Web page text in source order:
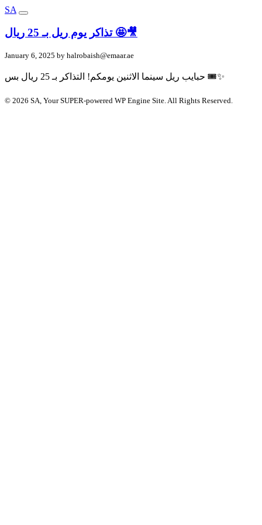
SA
تذاكر يوم ريل بـ 25 ريال 🤩🎥
January 6, 2025 by halrobaish@emaar.ae
حبايب ريل سينما الاثنين يومكم! التذاكر بـ 25 ريال بس 🎟️✨
© 2026 SA, Your SUPER-powered WP Engine Site. All Rights Reserved.